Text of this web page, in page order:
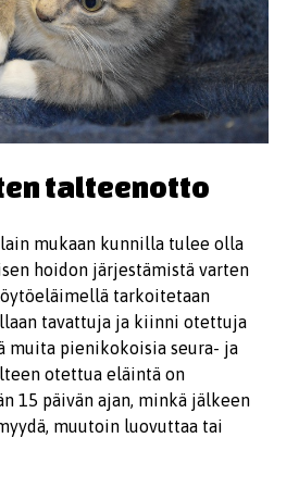
talteenotto
mukaan kunnilla tulee olla
hoidon järjestämistä varten
tarkoitetaan
tavattuja ja kiinni otettuja
muita pienikokoisia seura- ja
otettua eläintä on
15 päivän ajan, minkä jälkeen
muutoin luovuttaa tai